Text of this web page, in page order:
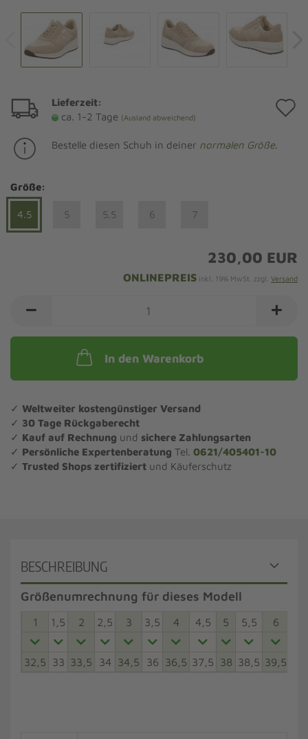
Lieferzeit:
ca. 1-2 Tage (Ausland abweichend)
Bestelle diesen Schuh in deiner normalen Größe.
Größe:
4.5 5 5.5 6 7
230,00 EUR
ONLINEPREIS inkl. 19% MwSt. zzgl. Versand
In den Warenkorb
✓ Weltweiter kostengünstiger Versand
✓ 30 Tage Rückgaberecht
✓ Kauf auf Rechnung und sichere Zahlungsarten
✓ Persönliche Expertenberatung Tel. 0621/405401-10
✓ Trusted Shops zertifiziert und Käuferschutz
BESCHREIBUNG
Größenumrechnung für dieses Modell
1 1,5 2 2,5 3 3,5 4 4,5 5 5,5 6
32,5 33 33,5 34 34,5 36 36,5 37,5 38 38,5 39,5